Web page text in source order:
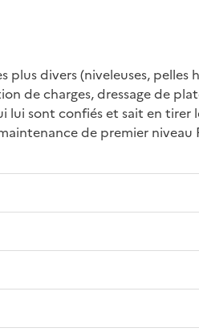
divers (niveleuses, pelles
de charges, dressage de
sont confiés et sait en tirer
de premier niveau